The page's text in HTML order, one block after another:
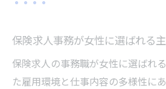
保険求人事務が女性に選ばれる
保険求人の事務職が女性に選ばれ
た雇用環境と仕事内容の多様性に